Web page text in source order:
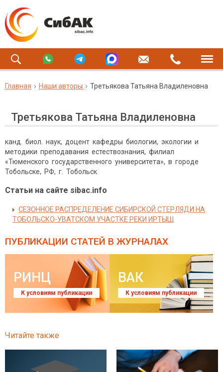
Главная Наши авторы Третьякова Татьяна Владиленовна
Третьякова Татьяна Владиленовна
канд. биол. наук, доцент кафедры биологии, экологии и
методики преподавания естествознания, филиал
«Тюменского государственного университета», в городе
Тобольске, РФ, г. Тобольск
Статьи на сайте sibac.info
СЕЗОННОЕ РАСПРЕДЕЛЕНИЕ СИБИРСКОЙ СТЕРЛЯДИ НА
ТОБОЛЬСКО-УВАТСКОМ УЧАСТКЕ РЕКИ ИРТЫШ
ПУБЛИКАЦИИ СТАТЕЙ В ЖУРНАЛАХ
РИНЦ
К условиям публикации
ВАК
К условиям публикации
Читайте также